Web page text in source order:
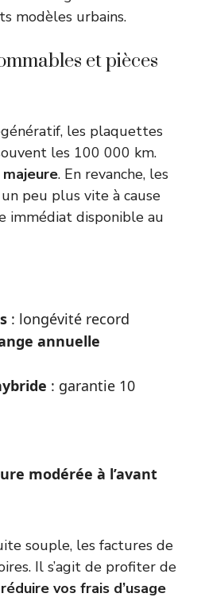
modèles urbains.
et pièces
les plaquettes
les 100 000 km.
. En revanche, les
peu plus vite à cause
immédiat disponible au
: longévité record
annuelle
: garantie 10
modérée à l’avant
souple, les factures de
Il s’agit de profiter de
réduire vos frais d’usage